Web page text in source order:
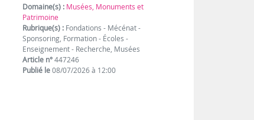
Domaine(s) : Musées, Monuments et
Patrimoine
Rubrique(s) : Fondations - Mécénat -
Sponsoring, Formation - Écoles -
Enseignement - Recherche, Musées
Article n°447246
Publié le08/07/2026 à 12:00